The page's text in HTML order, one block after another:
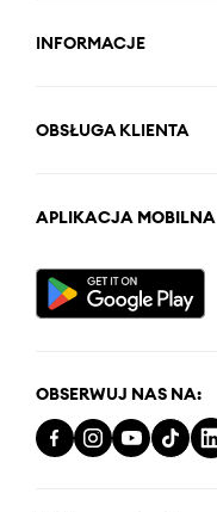
INFORMACJE
OBSŁUGA KLIENTA
APLIKACJA MOBILNA
OBSERWUJ NAS NA: